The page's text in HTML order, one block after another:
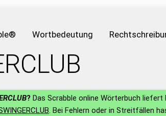
Wortbedeutung
? Das Scrabble online Wörterbuch liefert
. Bei Fehlern oder in Streitfällen